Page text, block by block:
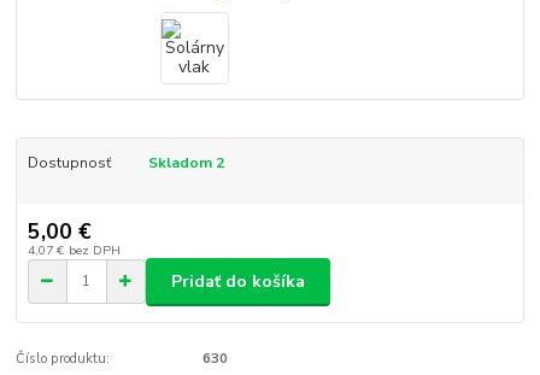
Dostupnosť Skladom 2
5,00 €
4,07 € bez DPH
Pridať do košíka
Číslo produktu: 630